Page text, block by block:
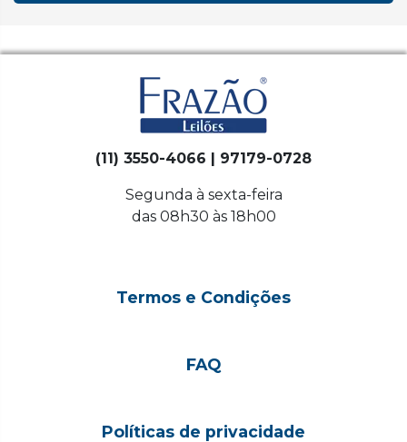
(11) 3550-4066 | 97179-0728
Segunda à sexta-feira
das 08h30 às 18h00
Termos e Condições
FAQ
Políticas de privacidade